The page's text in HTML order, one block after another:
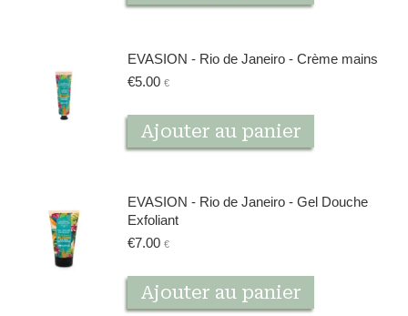
EVASION - Rio de Janeiro - Crème mains
€5.00 €
Ajouter au panier
EVASION - Rio de Janeiro - Gel Douche
Exfoliant
€7.00 €
Ajouter au panier